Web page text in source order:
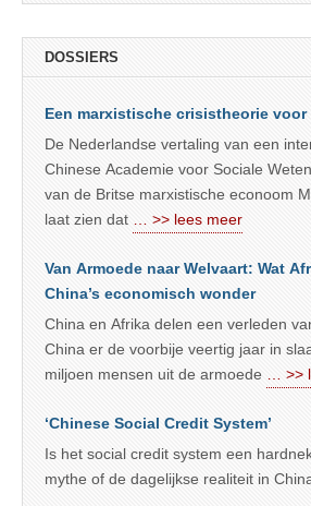
DOSSIERS
Een marxistische crisistheorie voor
De Nederlandse vertaling van een
Chinese Academie voor Sociale
van de Britse marxistische econoom
laat zien dat
… >> lees meer
Van Armoede naar Welvaart: Wat
China’s economisch wonder
China en Afrika delen een verleden
China er de voorbije veertig jaar in
miljoen mensen uit de armoede
… >>
‘Chinese Social Credit System’
Is het social credit system een
mythe of de dagelijkse realiteit in